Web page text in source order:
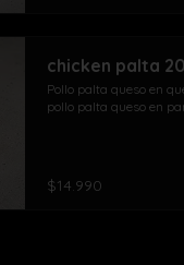
chicken palta 20
Pollo palta queso en
pollo palta queso en
$14.990